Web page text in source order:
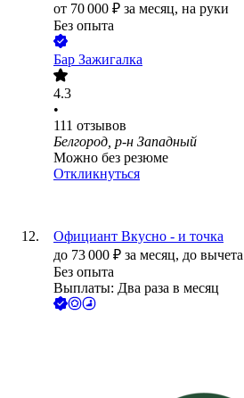
от 70 000 ₽ за месяц, на руки
Без опыта
Бар Зажигалка
4.3
•
111 отзывов
Белгород, р-н Западный
Можно без резюме
Откликнуться
Официант Вкусно - и точка
до 73 000 ₽ за месяц, до
Без опыта
Выплаты: Два раза в месяц